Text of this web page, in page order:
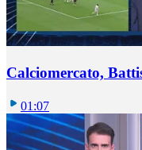
Calciomercato,
01:07